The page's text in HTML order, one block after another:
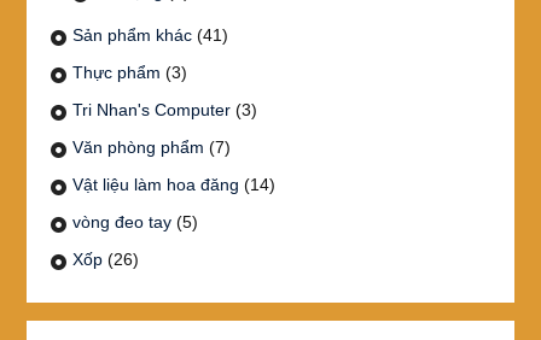
Sản phẩm khác (41)
Thực phẩm (3)
Tri Nhan's Computer (3)
Văn phòng phẩm (7)
Vật liệu làm hoa đăng (14)
vòng đeo tay (5)
Xốp (26)